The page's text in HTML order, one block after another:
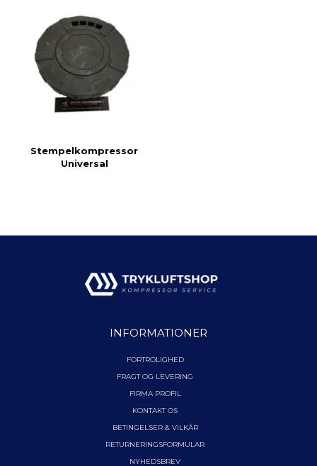
Stempelkompressor
Universal
INFORMATIONER
FORTROLIGHED
FRAGT OG LEVERING
FIRMA PROFIL
KONTAKT OS
BETINGELSER & VILKÅR
RETURNERINGSFORMULAR
NYHEDSBREV